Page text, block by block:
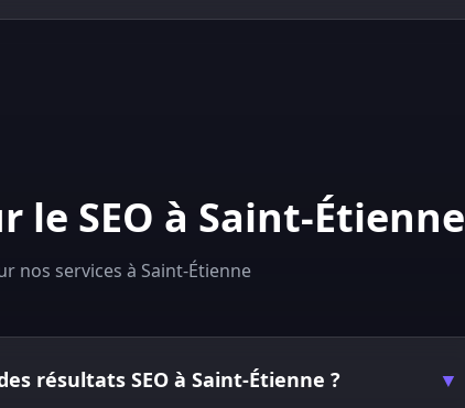
SEO à Saint-Étienne
nos services à Saint-Étienne
résultats SEO à Saint-Étienne ? ▼